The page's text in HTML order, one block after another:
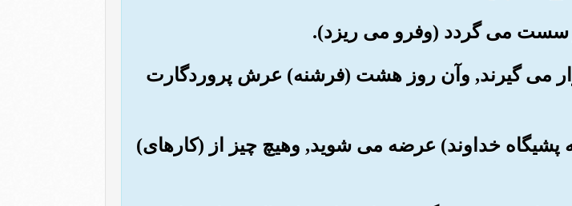
می گیرند, وآن روز هشت (فرشنه) عرش پروردگارت
پشیگاه خداوند) عرضه می شوید, وهیچ چیز از (کارهای)